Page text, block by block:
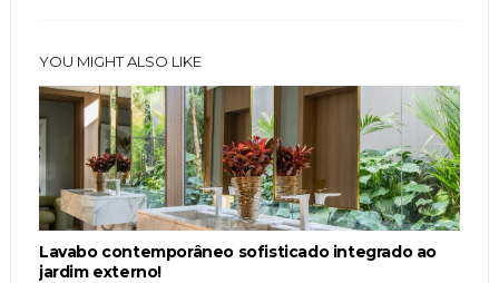
YOU MIGHT ALSO LIKE
Lavabo contemporâneo sofisticado integrado ao
jardim externo!